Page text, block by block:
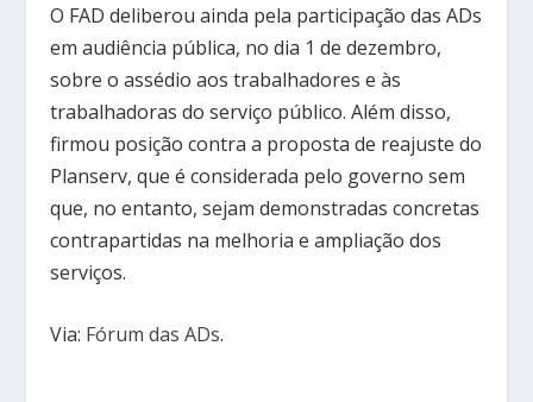
O FAD deliberou ainda pela participação das ADs
em audiência pública, no dia 1 de dezembro,
sobre o assédio aos trabalhadores e às
trabalhadoras do serviço público. Além disso,
firmou posição contra a proposta de reajuste do
Planserv, que é considerada pelo governo sem
que, no entanto, sejam demonstradas concretas
contrapartidas na melhoria e ampliação dos
serviços.
Via: Fórum das ADs.